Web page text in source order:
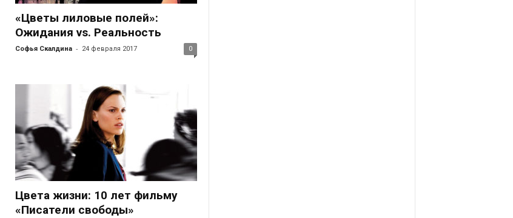
«Цветы лиловые полей»:
Ожидания vs. Реальность
Софья Скалдина - 24 февраля 2017 0
Цвета жизни: 10 лет фильму
«Писатели свободы»